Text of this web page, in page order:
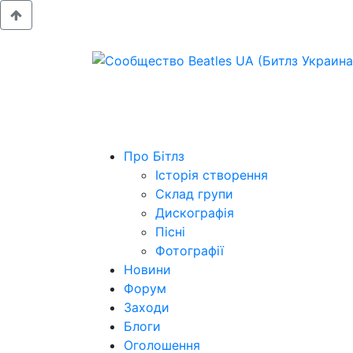
Про Бітлз
Історія створення
Склад групи
Дискографія
Пісні
Фотографії
Новини
Форум
Заходи
Блоги
Оголошення